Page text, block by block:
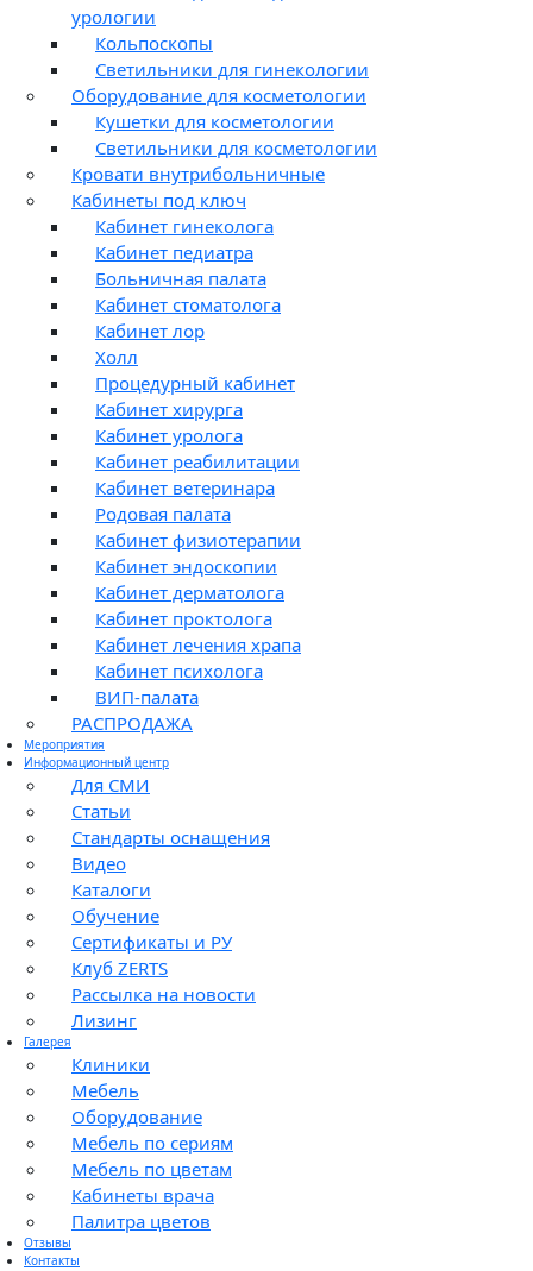
урологии
Кольпоскопы
Светильники для гинекологии
Оборудование для косметологии
Кушетки для косметологии
Светильники для косметологии
Кровати внутрибольничные
Кабинеты под ключ
Кабинет гинеколога
Кабинет педиатра
Больничная палата
Кабинет стоматолога
Кабинет лор
Холл
Процедурный кабинет
Кабинет хирурга
Кабинет уролога
Кабинет реабилитации
Кабинет ветеринара
Родовая палата
Кабинет физиотерапии
Кабинет эндоскопии
Кабинет дерматолога
Кабинет проктолога
Кабинет лечения храпа
Кабинет психолога
ВИП-палата
РАСПРОДАЖА
Мероприятия
Информационный центр
Для СМИ
Статьи
Стандарты оснащения
Видео
Каталоги
Обучение
Сертификаты и РУ
Клуб ZERTS
Рассылка на новости
Лизинг
Галерея
Клиники
Мебель
Оборудование
Мебель по сериям
Мебель по цветам
Кабинеты врача
Палитра цветов
Отзывы
Контакты